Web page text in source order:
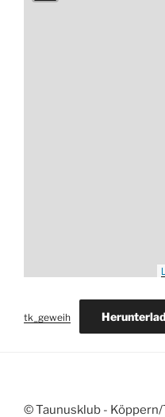
tk_geweih
© Taunusklub - Köppern/